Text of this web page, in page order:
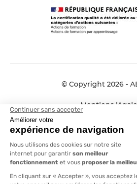
© Copyright 2026 -
Mentions
Données
Conditions générales
Plan de site